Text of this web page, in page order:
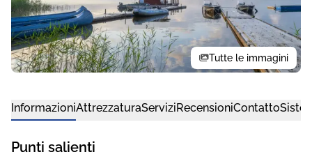
Tutte le immagini
InformazioniAttrezzaturaServiziRecensioniContatto
Punti salienti